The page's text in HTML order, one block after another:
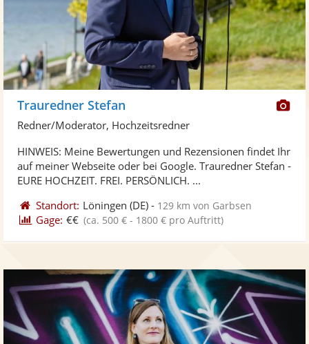
Trauredner Stefan
Redner/Moderator, Hochzeitsredner
HINWEIS: Meine Bewertungen und Rezensionen findet Ihr
auf meiner Webseite oder bei Google. Trauredner Stefan -
EURE HOCHZEIT. FREI. PERSÖNLICH. ...
Standort: Löningen (DE) - 129 km von Garbsen
Gage: €€ (ca. 500 € - 1800 € pro Auftritt)